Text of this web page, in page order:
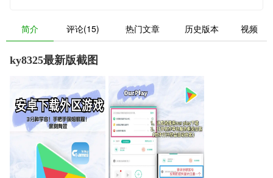
简介 评论(15) 热门文章 历史版本 视频
ky8325最新版截图